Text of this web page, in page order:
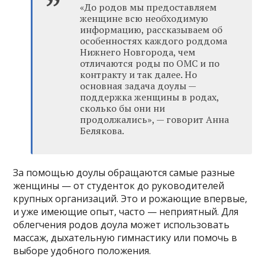
«До родов мы предоставляем
женщине всю необходимую
информацию, рассказываем об
особенностях каждого роддома
Нижнего Новгорода, чем
отличаются роды по ОМС и по
контракту и так далее. Но
основная задача доулы —
поддержка женщины в родах,
сколько бы они ни
продолжались», — говорит Анна
Белякова.
За помощью доулы обращаются самые разные
женщины — от студенток до руководителей
крупных организаций. Это и рожающие впервые,
и уже имеющие опыт, часто — неприятный. Для
облегчения родов доула может использовать
массаж, дыхательную гимнастику или помочь в
выборе удобного положения.